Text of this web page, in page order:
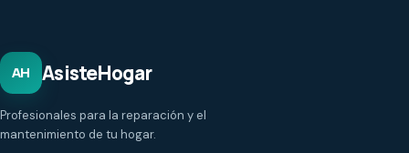
AH AsisteHogar
Profesionales para la reparación y el
mantenimiento de tu hogar.